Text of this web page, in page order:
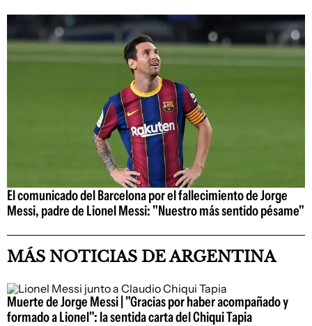
El comunicado del Barcelona por el fallecimiento de Jorge
Messi, padre de Lionel Messi: "Nuestro más sentido pésame"
MÁS NOTICIAS DE ARGENTINA
Muerte de Jorge Messi | "Gracias por haber acompañado y
formado a Lionel": la sentida carta del Chiqui Tapia